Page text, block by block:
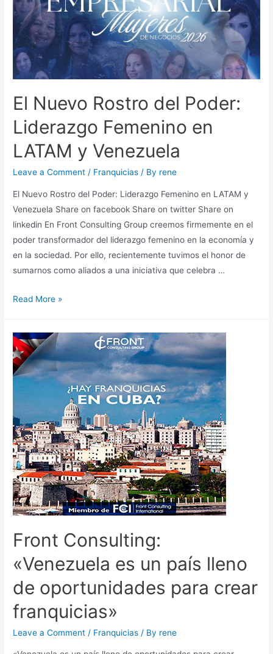
El Nuevo Rostro del Poder:
Liderazgo Femenino en
LATAM y Venezuela
Leave a Comment / Franquicias / By rene
El Nuevo Rostro del Poder: Liderazgo Femenino en LATAM y
Venezuela Share on facebook Share on twitter Share on
linkedin En Front Consulting Group creemos firmemente en el
poder transformador del liderazgo femenino en la economía y
en la sociedad. Por ello, recientemente tuvimos el honor de
sumarnos como aliados a una iniciativa que celebra …
Read More »
Front Consulting:
«Venezuela es un país lleno
de oportunidades para crear
franquicias»
Leave a Comment / Franquicias / By rene